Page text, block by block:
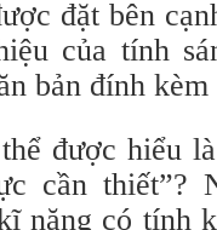
đặt bên
của tính
bản đính
được hiểu
cần thiết”?
năng có tính